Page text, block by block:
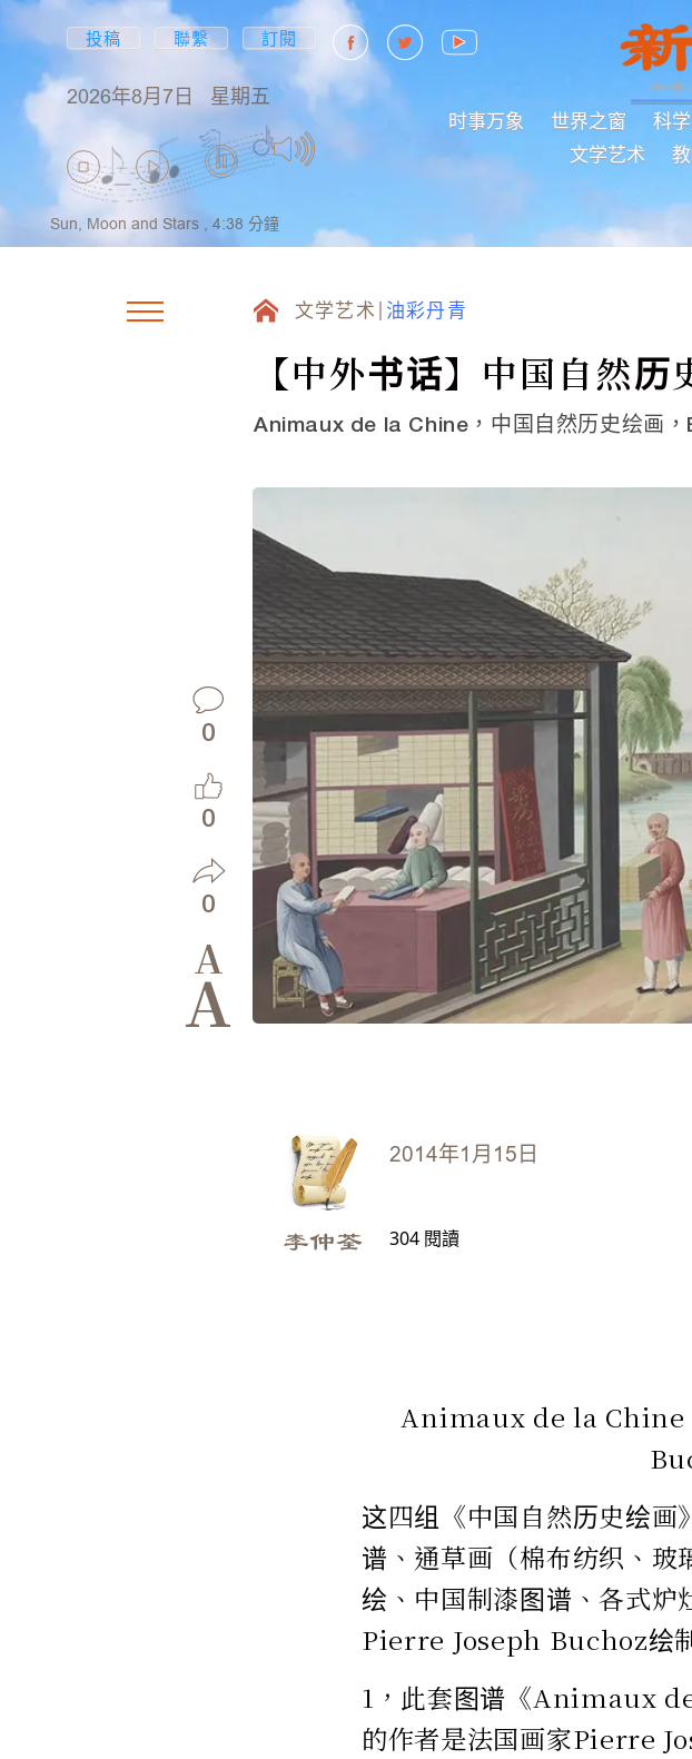
投稿 聯繫 訂閱
2026年8月7日 星期五
时事万象 世界之窗 科
文学艺术
Sun, Moon and Stars , 4:38 分鐘
文学艺术 油彩丹青
【中外书话】中国自然历
Animaux de la Chine，中国自然历史绘画
0
0
0
A
A
2014年1月15日
李仲荃 304 閱讀
Animaux de la Chine
这四组《中国自然历史绘画
谱、通草画（棉布纺织、玻
绘、中国制漆图谱、各式炉
Pierre Joseph Buchoz绘
1，此套图谱《Animaux
的作者是法国画家Pierre